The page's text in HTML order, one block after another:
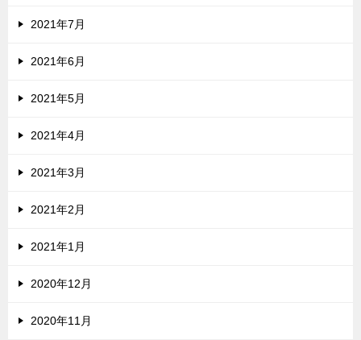
2021年7月
2021年6月
2021年5月
2021年4月
2021年3月
2021年2月
2021年1月
2020年12月
2020年11月